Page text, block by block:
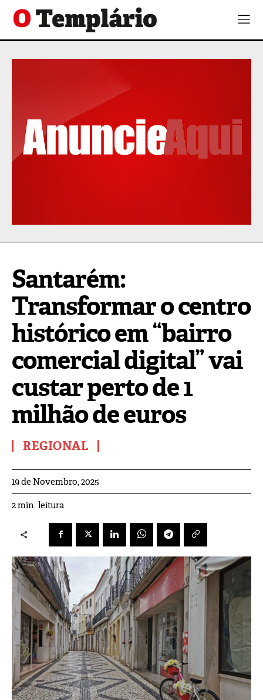
Santarém:
Transformar o centro
histórico em “bairro
comercial digital” vai
custar perto de 1
milhão de euros
REGIONAL
19 de Novembro, 2025
2min. leitura